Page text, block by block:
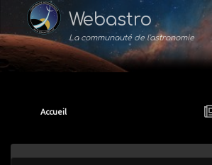
Webastro
La communauté de l'astronomie
Accueil